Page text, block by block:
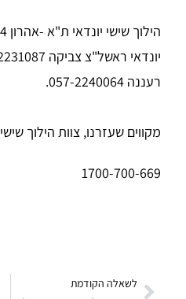
יונדאי ראשל"צ צביקה 057-2231087
רעננה 057-2240064
.
מקווים שעזרנו, צוות הילוך שישי
1700-700-669
לשאלה הקודמת